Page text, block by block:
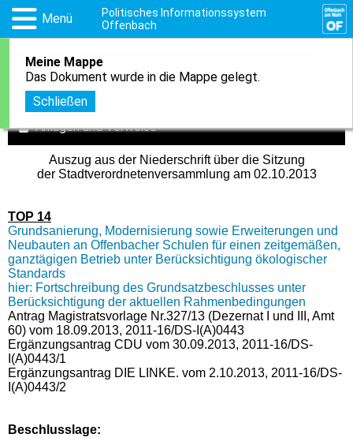
Menü
Politisches Informationssystem
Offenbach
Meine Mappe
Das Dokument wurde in die Mappe gelegt.
Schließen
In meine Mappe aufnehmen
Druckansicht
Anlagen und Verweise
Auszug aus der Niederschrift über die Sitzung
der Stadtverordnetenversammlung am 02.10.2013
TOP 14
Grundsanierung, Modernisierung sowie Erweiterungen und
Neubauten an Offenbacher Schulen für einen zeitgemäßen,
ganztägigen Betrieb unter Berücksichtigung ökologischer
Standards
hier: Fortschreibung des Grundsatzbeschlusses unter
Berücksichtigung der aktuellen Rahmenbedingungen
Antrag Magistratsvorlage Nr.327/13 (Dezernat I und III, Amt
60) vom 18.09.2013, 2011-16/DS-I(A)0443
Ergänzungsantrag CDU vom 30.09.2013, 2011-16/DS-
I(A)0443/1
Ergänzungsantrag DIE LINKE. vom 2.10.2013, 2011-16/DS-
I(A)0443/2
Beschlusslage: